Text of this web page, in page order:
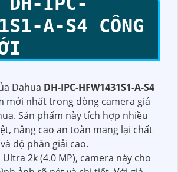
A-S4 CÔNG
Dahua DH-IPC-HFW1431S1-A-S4
mới nhất trong dòng camera giá
Sản phẩm này tích hợp nhiều
nâng cao an toàn mang lại chất
độ phân giải cao.
2k (4.0 MP), camera này cho